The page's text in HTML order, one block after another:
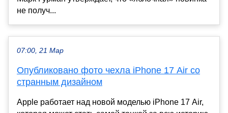
не получ...
07:00, 21 Мар
Опубликовано фото чехла iPhone 17 Air со
странным дизайном
Apple работает над новой моделью iPhone 17 Air,